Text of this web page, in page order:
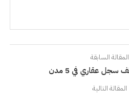
المقالة السابقة
المقالة التالية